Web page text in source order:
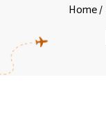
Home